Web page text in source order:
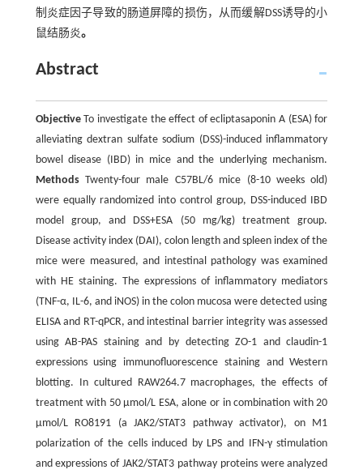
制炎症因子导致的肠道屏障的损伤，从而缓解DSS诱导的小
鼠结肠炎。
Abstract
ObjectiveTo investigate the effect of ecliptasaponin A (ESA) for
alleviating dextran sulfate sodium (DSS)-induced inflammatory
bowel disease (IBD) in mice and the underlying mechanism.
MethodsTwenty-four male C57BL/6 mice (8-10 weeks old)
were equally randomized into control group, DSS-induced IBD
model group, and DSS+ESA (50 mg/kg) treatment group.
Disease activity index (DAI), colon length and spleen index of the
mice were measured, and intestinal pathology was examined
with HE staining. The expressions of inflammatory mediators
(TNF-α, IL-6, and iNOS) in the colon mucosa were detected using
ELISA and RT-qPCR, and intestinal barrier integrity was assessed
using AB-PAS staining and by detecting ZO-1 and claudin-1
expressions using immunofluorescence staining and Western
blotting. In cultured RAW264.7 macrophages, the effects of
treatment with 50 μmol/L ESA, alone or in combination with 20
μmol/L RO8191 (a JAK2/STAT3 pathway activator), on M1
polarization of the cells induced by LPS and IFN-γ stimulation
and expressions of JAK2/STAT3 pathway proteins were analyzed